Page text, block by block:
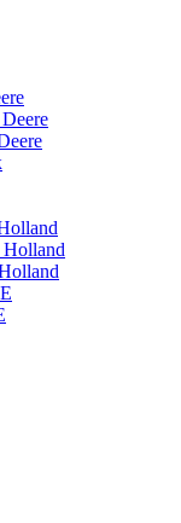
Holland